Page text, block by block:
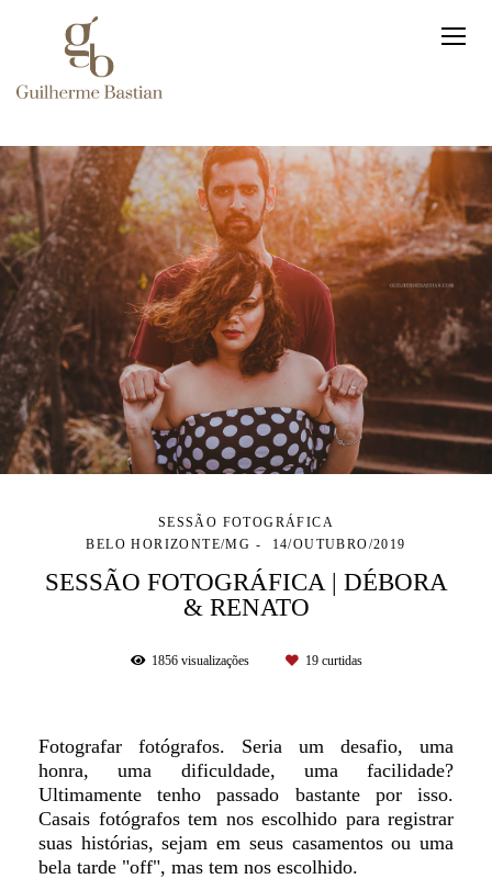
SESSÃO FOTOGRÁFICA
BELO HORIZONTE/MG
14/OUTUBRO/2019
SESSÃO FOTOGRÁFICA | DÉBORA
& RENATO
1856visualizações 19curtidas
Fotografar fotógrafos. Seria um desafio, uma
honra, uma dificuldade, uma facilidade?
Ultimamente tenho passado bastante por isso.
Casais fotógrafos tem nos escolhido para registrar
suas histórias, sejam em seus casamentos ou uma
bela tarde "off", mas tem nos escolhido.